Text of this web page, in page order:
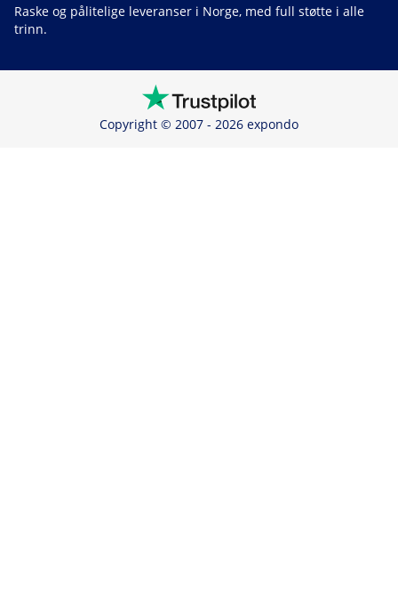
Raske og pålitelige leveranser i Norge, med full støtte i alle
trinn.
Copyright © 2007 - 2026 expondo